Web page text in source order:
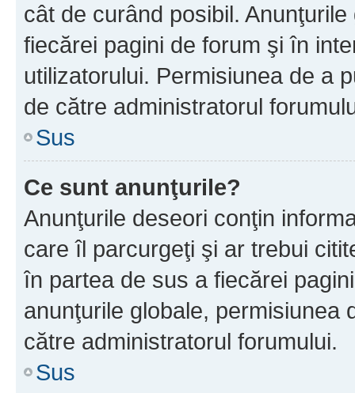
cât de curând posibil.
fiecărei pagini de forum şi în
utilizatorului. Permisiunea de a
de către administratorul
Sus
Ce sunt anunţurile?
Anunţurile deseori conţin
care îl parcurgeţi şi ar trebui
în partea de sus a fiecărei
anunţurile globale, permisiunea
către administratorul forumului.
Sus